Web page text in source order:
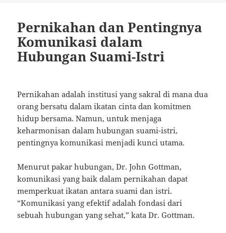
Pernikahan dan Pentingnya
Komunikasi dalam
Hubungan Suami-Istri
Pernikahan adalah institusi yang sakral di mana dua
orang bersatu dalam ikatan cinta dan komitmen
hidup bersama. Namun, untuk menjaga
keharmonisan dalam hubungan suami-istri,
pentingnya komunikasi menjadi kunci utama.
Menurut pakar hubungan, Dr. John Gottman,
komunikasi yang baik dalam pernikahan dapat
memperkuat ikatan antara suami dan istri.
“Komunikasi yang efektif adalah fondasi dari
sebuah hubungan yang sehat,” kata Dr. Gottman.